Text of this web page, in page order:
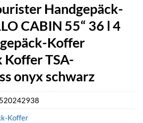
Handgepäck-
CABIN 55“ 36 l 4
Koffer
Koffer TSA-
onyx schwarz
Koffer